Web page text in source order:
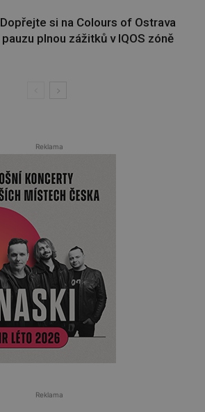
Dopřejte si na Colours of Ostrava
pauzu plnou zážitků v IQOS zóně
Reklama
Reklama